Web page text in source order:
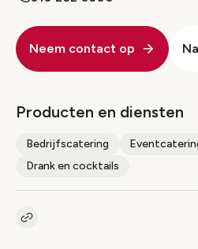
Neem contact op
Producten en diensten
Bedrijfscatering
Drank en cocktails
Kopieer link naar pagina